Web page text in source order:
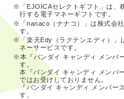
※「EJOICAセレクトギフト」は、
行する電子マネーギフトです。
※「nanaco（ナナコ）」は株式会
す。
※「楽天Edy（ラクテンエディ）」
ネーサービスです。
※本『バンダイ キャンディ メンバ
す。
本『バンダイ キャンディ メンバ
ではお受けしておりません。
『バンダイ キャンディ メンバー
す。